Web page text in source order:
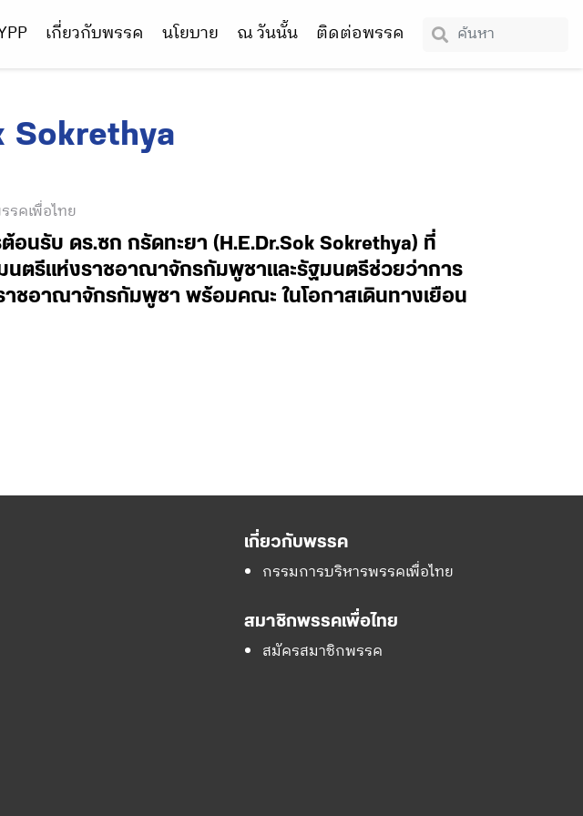
เกี่ยวกับพรรค นโยบาย ณ วันนั้น ติดต่อพรรค
Sokrethya
รคเพื่อไทย
อนรับ ดร.ซก กรัดทะยา (H.E.Dr.Sok Sokrethya) ที่
ตรีแห่งราชอาณาจักรกัมพูชาและรัฐมนตรีช่วยว่าการ
าชอาณาจักรกัมพูชา พร้อมคณะ ในโอกาสเดินทางเยือน
เกี่ยวกับพรรค
กรรมการบริหารพรรคเพื่อไทย
สมาชิกพรรคเพื่อไทย
สมัครสมาชิกพรรค